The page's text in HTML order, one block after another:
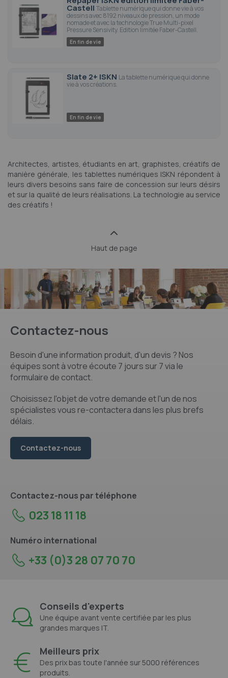
Castell Tablette numérique qui donne vie à vos
dessins avec 8192 niveaux de pression, un mode
nomade et avec la technologie True Multi-pixel
Pressure Sensivity. Edition limitée Faber-Castell.
En fin de vie
Slate 2+ ISKN La tablette numérique qui donne
vie à vos créations.
En fin de vie
Architectes, artistes, étudiants en art, graphistes, créatifs de
manière générale, les tablettes numériques ISKN répondent à
leurs divers besoins sans faire de concession sur leurs désirs
et sur la qualité de leurs réalisations. La technologie au service
des créatifs !
Haut de page
Contactez-nous
Besoin d'une information produit, d'un devis ? Nos
équipes sont à votre écoute 7 jours sur 7 via le
formulaire de contact.
Choisissez l'objet de votre demande et l'un de nos
spécialistes vous re-contactera dans les plus brefs
délais.
Contactez-nous
Contactez-nous par téléphone
023 18 11 18
Numéro international
+33 (0)3 28 07 70 70
Conseils d'experts
Une équipe avant vente certifiée par les plus
grandes marques IT.
Meilleurs prix
Des prix bas toute l'année sur 5000 références
produits.